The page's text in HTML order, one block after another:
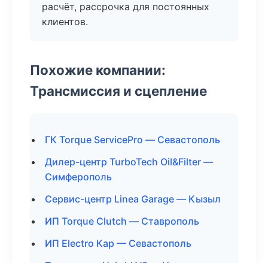
расчёт, рассрочка для постоянных
клиентов.
Похожие компании:
Трансмиссия и сцепление
ГК Torque ServicePro — Севастополь
Дилер-центр TurboTech Oil&Filter —
Симферополь
Сервис-центр Linea Garage — Кызыл
ИП Torque Clutch — Ставрополь
ИП Electro Кар — Севастополь